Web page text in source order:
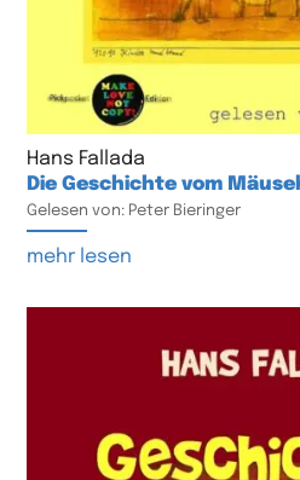
Hans Fallada
Die Geschichte vom
Gelesen von: Peter Bieringer
mehr lesen